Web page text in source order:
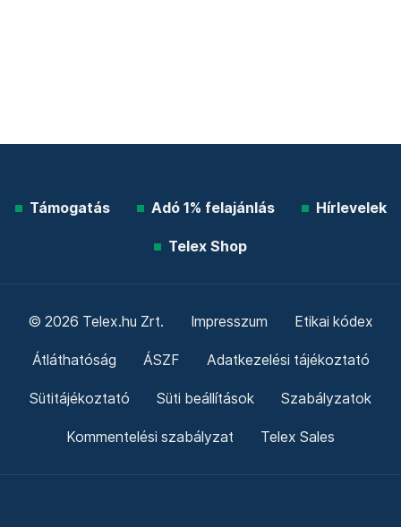
Támogatás Adó 1% felajánlás Hírlevelek
Telex Shop
© 2026 Telex.hu Zrt. Impresszum Etikai kódex
Átláthatóság ÁSZF Adatkezelési tájékoztató
Sütitájékoztató Süti beállítások Szabályzatok
Kommentelési szabályzat Telex Sales